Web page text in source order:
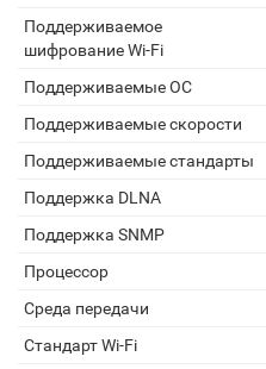
Поддерживаемое
шифрование Wi-Fi
Поддерживаемые ОС
Поддерживаемые скорости
Поддерживаемые стандарты
Поддержка DLNA
Поддержка SNMP
Процессор
Среда передачи
Стандарт Wi-Fi